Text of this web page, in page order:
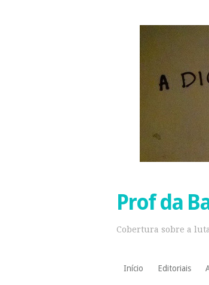
Prof da
Cobertura sobre a
Pular
Início Editoriais